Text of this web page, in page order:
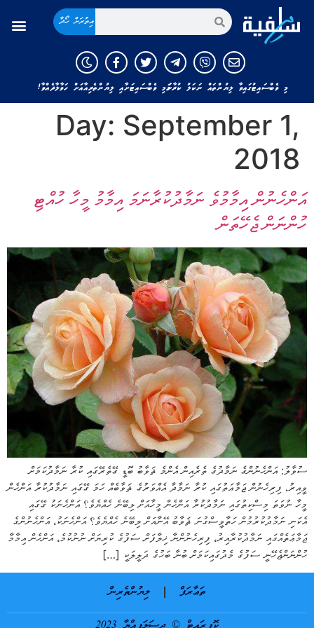
އިތުރަށް ހޯދާ
މި ވެބްސައިޓުގައިވާ ލިޔުންތައް ނަކަލު ކުރާނަމަ މި ވެބްސައިޓަށާއި ލިޔުންތެރިއާއަށް ހަވާލާދެއްވާ!
Day: September 1,
2018
އަންހެނުން އިމާމުވެ ނަމާދުކުރާނަމަ އިމާމު މީހާ ހުއްޓި
ހުންނަން ޖެހޭތަން
ސުވާލު: އަންހެނުންގެ ނަމާދުގެ ތެރެއިން އެންމެ ޘަވާބު ބޮޑީ ގޭތެރޭގައި ކުރާ ނަމާދުކަމަށް
ވީއިރު، ފިރިހެނުން ޖަމާޢަތުގައި ކުރާ ނަމާދާ އެއްވަރުގެ ޘަވާބެއް ހަމަ ގޭގައި ނަމާދުކުރާ އަންހެން
މީހާ ނުވަތަ މިސްކިތުގައި ނަމާދުކުރާ އަންހެން މީހާއަށް ލިބޭނެ ހެއްޔެވެ؟ އަންހެނަކު ގޭގައި
އެކަނި ނަމާދުކުރުމުން ހަތާވީސްގުނަ ޘަވާބު އޭނާއަށް ލިބޭނެ ހެއްޔެވެ؟ އަންހެނަކު، އަންހެނުންގެ
ޖަމާޢަތެއްގައި ނަމާދުކުރާއިރު، ފިރިހެނުންނާ ޚިލާފަށް ސަފުގެ ކުރިޔަށް ނުނުކުމެ، އަންހެން އިމާމާ
ހުންނަންޖެހޭނީ ސަފުގެ މެދުގައިކަމަށް ބުނާ ބަހުގެ ދަލީލަކީ […]
ތަޢާރަފް
ލިޔުންތެރިން